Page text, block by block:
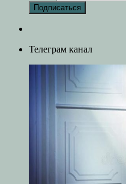
Телеграм канал